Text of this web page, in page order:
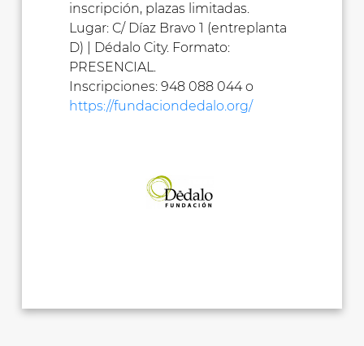
inscripción, plazas limitadas.
Lugar: C/ Díaz Bravo 1 (entreplanta
D) | Dédalo City. Formato:
PRESENCIAL.
Inscripciones: 948 088 044 o
https://fundaciondedalo.org/